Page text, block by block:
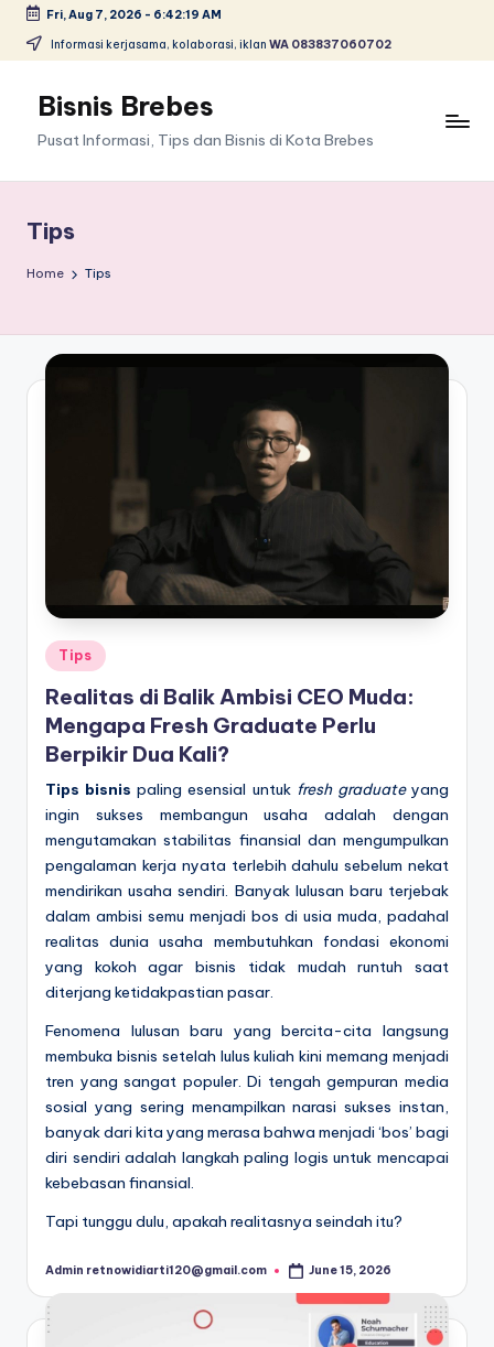
Skip
content
Fri, Aug 7, 2026 - 6:42:20 AM
Informasi kerjasama, kolaborasi, iklan WA 083837060702
Bisnis Brebes
Pusat Informasi, Tips dan Bisnis di Kota Brebes
Tips
Home Tips
Posted
in
Tips
Realitas di Balik Ambisi CEO Muda:
Mengapa Fresh Graduate Perlu
Berpikir Dua Kali?
Tips bisnis paling esensial untuk fresh graduateyang
ingin sukses membangun usaha adalah dengan
mengutamakan stabilitas finansial dan mengumpulkan
pengalaman kerja nyata terlebih dahulu sebelum nekat
mendirikan usaha sendiri. Banyak lulusan baru terjebak
dalam ambisi semu menjadi bos di usia muda, padahal
realitas dunia usaha membutuhkan fondasi ekonomi
yang kokoh agar bisnis tidak mudah runtuh saat
diterjang ketidakpastian pasar.
Fenomena lulusan baru yang bercita-cita langsung
membuka bisnis setelah lulus kuliah kini memang menjadi
tren yang sangat populer. Di tengah gempuran media
sosial yang sering menampilkan narasi sukses instan,
banyak dari kita yang merasa bahwa menjadi ‘bos’ bagi
diri sendiri adalah langkah paling logis untuk mencapai
kebebasan finansial.
Tapi tunggu dulu, apakah realitasnya seindah itu?
Posted
Admin retnowidiarti120@gmail.com June 15, 2026